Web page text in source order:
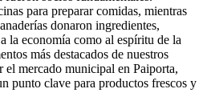
para preparar comidas, mientras
donaron ingredientes,
la economía como al espíritu de la
más destacados de nuestros
el mercado municipal en Paiporta,
punto clave para productos frescos y